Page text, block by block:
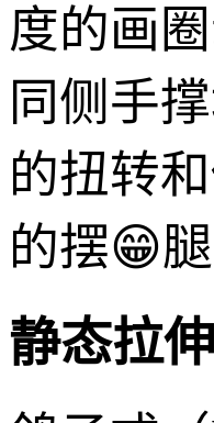
度的画
同侧手
的扭转
的摆😁
静态拉伸